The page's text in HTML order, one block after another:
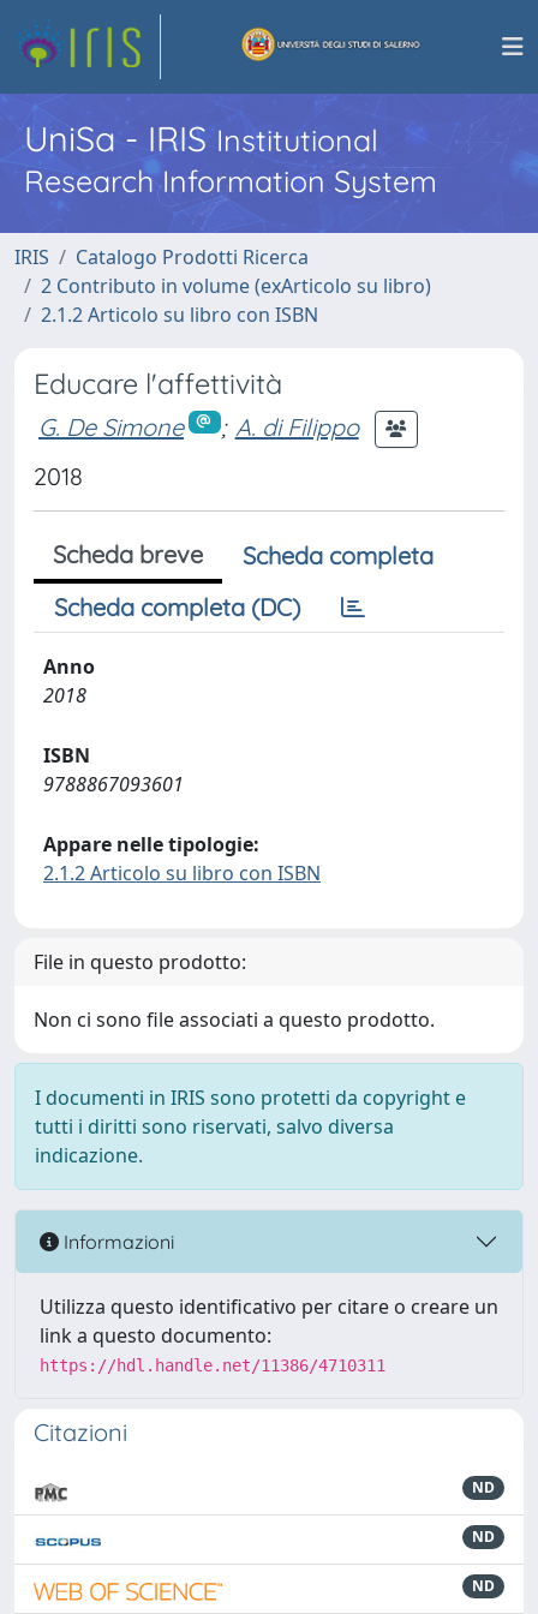
UniSa - IRISInstitutional
Research Information System
IRIS
Catalogo Prodotti Ricerca
2 Contributo in volume (exArticolo su libro)
2.1.2 Articolo su libro con ISBN
Educare l'affettività
G. De Simone ; A. di Filippo
2018
Scheda breve
Scheda completa
Scheda completa (DC)
Anno
2018
ISBN
9788867093601
Appare nelle tipologie:
2.1.2 Articolo su libro con ISBN
File in questo prodotto:
Non ci sono file associati a questo prodotto.
I documenti in IRIS sono protetti da copyright e
tutti i diritti sono riservati, salvo diversa
indicazione.
Informazioni
Utilizza questo identificativo per citare o creare un
link a questo documento:
https://hdl.handle.net/11386/4710311
Citazioni
ND
ND
ND